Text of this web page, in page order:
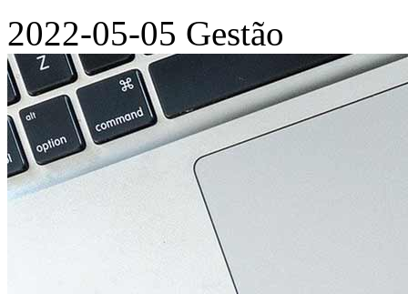
2022-05-05 Gestão